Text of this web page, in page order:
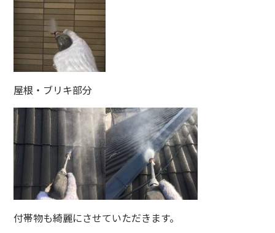
屋根・ブリキ部分
付帯物も綺麗にさせていただきます。